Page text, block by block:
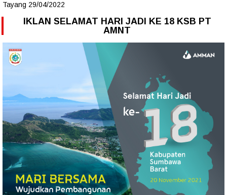
Tayang 29/04/2022
IKLAN SELAMAT HARI JADI KE 18 KSB PT
AMNT